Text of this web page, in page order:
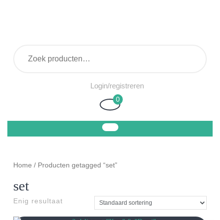
Login/registrerenLogin/registreren
Winkelwagen
0
Home / Producten getagged “set”
set
Enig resultaat